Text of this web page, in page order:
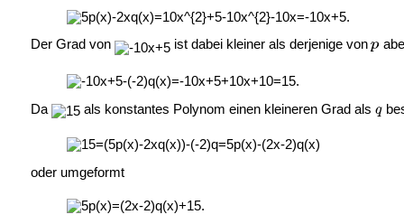
Der Grad von ist dabei kleiner als derjenige von
Da als konstantes Polynom einen kleineren Grad als
oder umgeformt